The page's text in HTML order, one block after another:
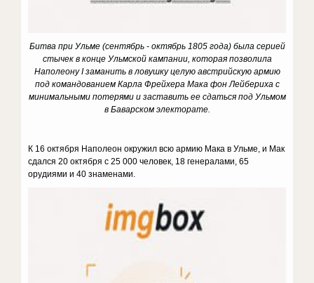
Битва при Ульме (сентябрь - октябрь 1805 года) была серией
стычек в конце Ульмской кампании, которая позволила
Наполеону I заманить в ловушку целую австрийскую армию
под командованием Карла Фрейхера Мака фон Лейбериха с
минимальными потерями и заставить ее сдаться под Ульмом
в Баварском электорате.
К 16 октября Наполеон окружил всю армию Мака в Ульме, и Мак
сдался 20 октября с 25 000 человек, 18 генералами, 65
орудиями и 40 знаменами.